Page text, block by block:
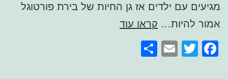
מגיעים עם ילדים אז גן החיות של בירת פורטוגל
אמור להיות… קראו עודגן
Facebook
Twitter
Email